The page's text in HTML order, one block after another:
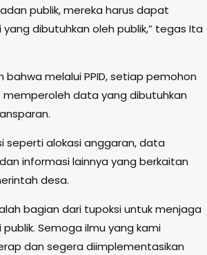
publik, mereka harus dapat
dibutuhkan oleh publik,” tegas Ita
bahwa melalui PPID, setiap pemohon
data yang dibutuhkan
seperti alokasi anggaran, data
informasi lainnya yang berkaitan
desa.
bagian dari tupoksi untuk menjaga
Semoga ilmu yang kami
dan segera diimplementasikan